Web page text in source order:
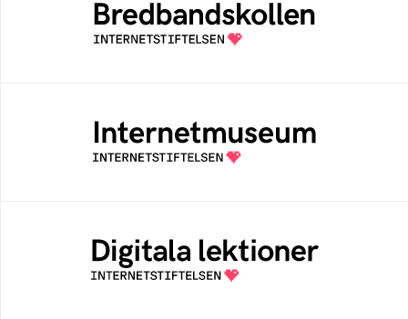
Bredbandskollen är ett oberoende
konsumentverktyg som drivs av
Internetstiftelsen
Ett digitalt museum som byggts, och kureras
av Internetstiftelsen
Öppen digital lärresurs med färdiga lektioner
för alla stadier i grundskolan